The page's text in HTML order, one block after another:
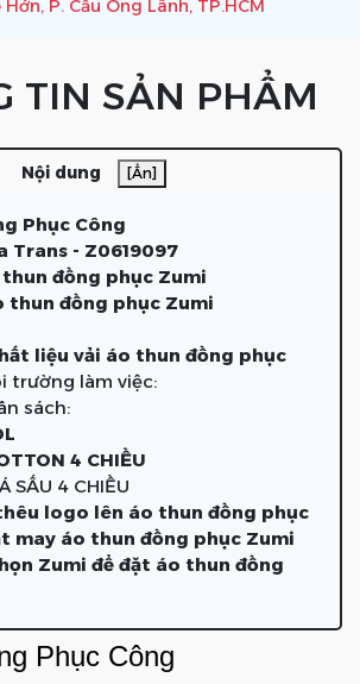
P. Cầu Ông Lãnh, TP.HCM
TIN SẢN PHẨM
Nội dung [Ẩn]
Phục Công
Trans - Z0619097
đồng phục Zumi
thun đồng phục Zumi
liệu vải áo thun đồng phục
trường làm việc:
sách:
4 CHIỀU
SẤU 4 CHIỀU
logo lên áo thun đồng phục
may áo thun đồng phục Zumi
Zumi để đặt áo thun đồng
Phục Công